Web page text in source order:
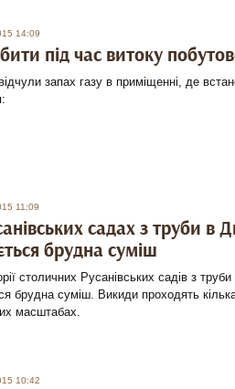
14:09
під час витоку
запах газу в приміщенні, де
11:09
садах з труби в
брудна суміш
столичних Русанівських садів з труби
брудна суміш. Викиди проходять
масштабах.
10:42